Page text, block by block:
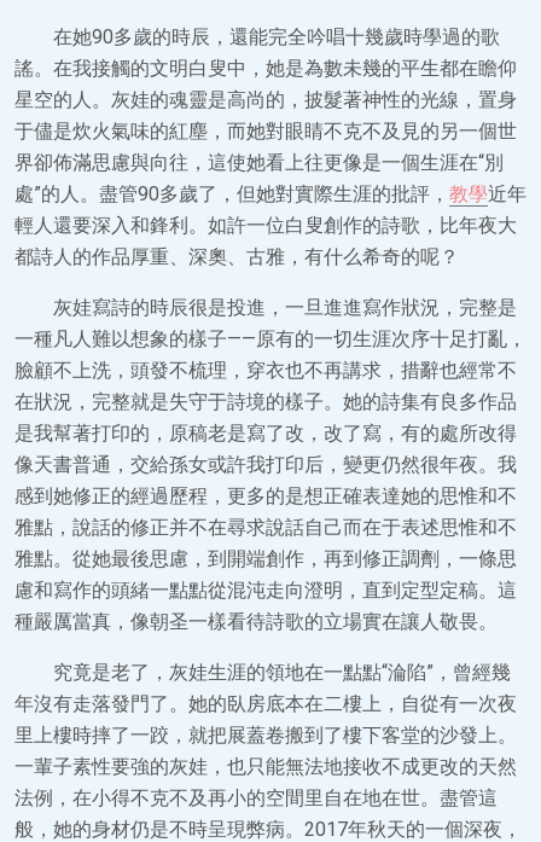
在她90多歲的時辰，還能完全吟唱十幾歲時學過的歌
謠。在我接觸的文明白叟中，她是為數未幾的平生都在瞻仰
星空的人。灰娃的魂靈是高尚的，披髮著神性的光線，置身
于儘是炊火氣味的紅塵，而她對眼睛不克不及見的另一個世
界卻佈滿思慮與向往，這使她看上往更像是一個生涯在“別
處”的人。盡管90多歲了，但她對實際生涯的批評， 教學近年
輕人還要深入和鋒利。如許一位白叟創作的詩歌，比年夜大
都詩人的作品厚重、深奧、古雅，有什么希奇的呢？
灰娃寫詩的時辰很是投進，一旦進進寫作狀況，完整是
一種凡人難以想象的樣子——原有的一切生涯次序十足打亂，
臉顧不上洗，頭發不梳理，穿衣也不再講求，措辭也經常不
在狀況，完整就是失守于詩境的樣子。她的詩集有良多作品
是我幫著打印的，原稿老是寫了改，改了寫，有的處所改得
像天書普通，交給孫女或許我打印后，變更仍然很年夜。我
感到她修正的經過歷程，更多的是想正確表達她的思惟和不
雅點，說話的修正并不在尋求說話自己而在于表述思惟和不
雅點。從她最後思慮，到開端創作，再到修正調劑，一條思
慮和寫作的頭緒一點點從混沌走向澄明，直到定型定稿。這
種嚴厲當真，像朝圣一樣看待詩歌的立場實在讓人敬畏。
究竟是老了，灰娃生涯的領地在一點點“淪陷”，曾經幾
年沒有走落發門了。她的臥房底本在二樓上，自從有一次夜
里上樓時摔了一跤，就把展蓋卷搬到了樓下客堂的沙發上。
一輩子素性要強的灰娃，也只能無法地接收不成更改的天然
法例，在小得不克不及再小的空間里自在地在世。盡管這
般，她的身材仍是不時呈現弊病。2017年秋天的一個深夜，